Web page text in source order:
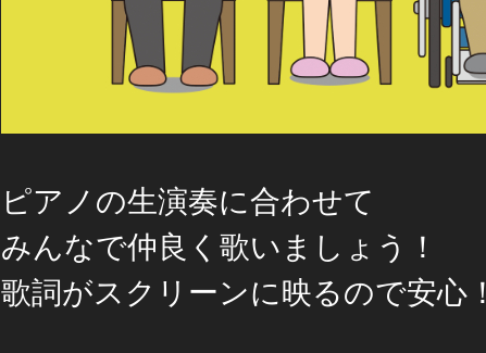
ピアノの生演奏に合わせて
みんなで仲良く歌いましょう！
歌詞がスクリーンに映るので安心！